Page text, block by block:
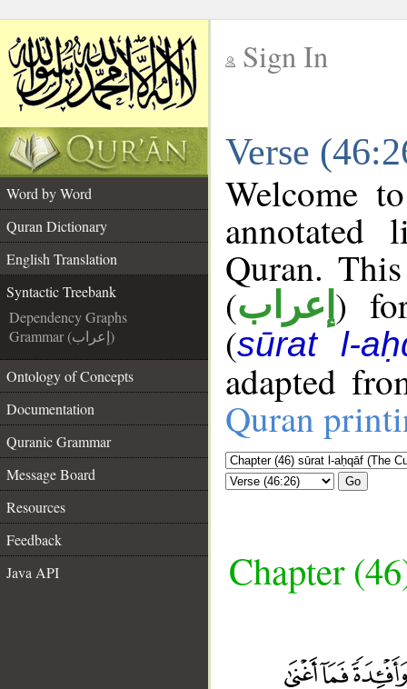
Sign In
Verse
Word by Word
Quran Dictionary
English Translation
Syntactic Treebank
Dependency Graphs
Grammar (إعراب)
Ontology of Concepts
Documentation
Quranic Grammar
Message Board
Resources
Feedback
Java API
Welcome
annotated
Quran.
(إعراب )
(sūrat l-
adapted
Quran
Go
Chapter